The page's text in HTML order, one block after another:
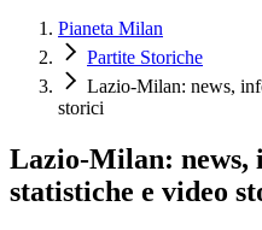
Pianeta Milan
Partite Storiche
Lazio-Milan: news,
storici
Lazio-Milan: news,
statistiche e video